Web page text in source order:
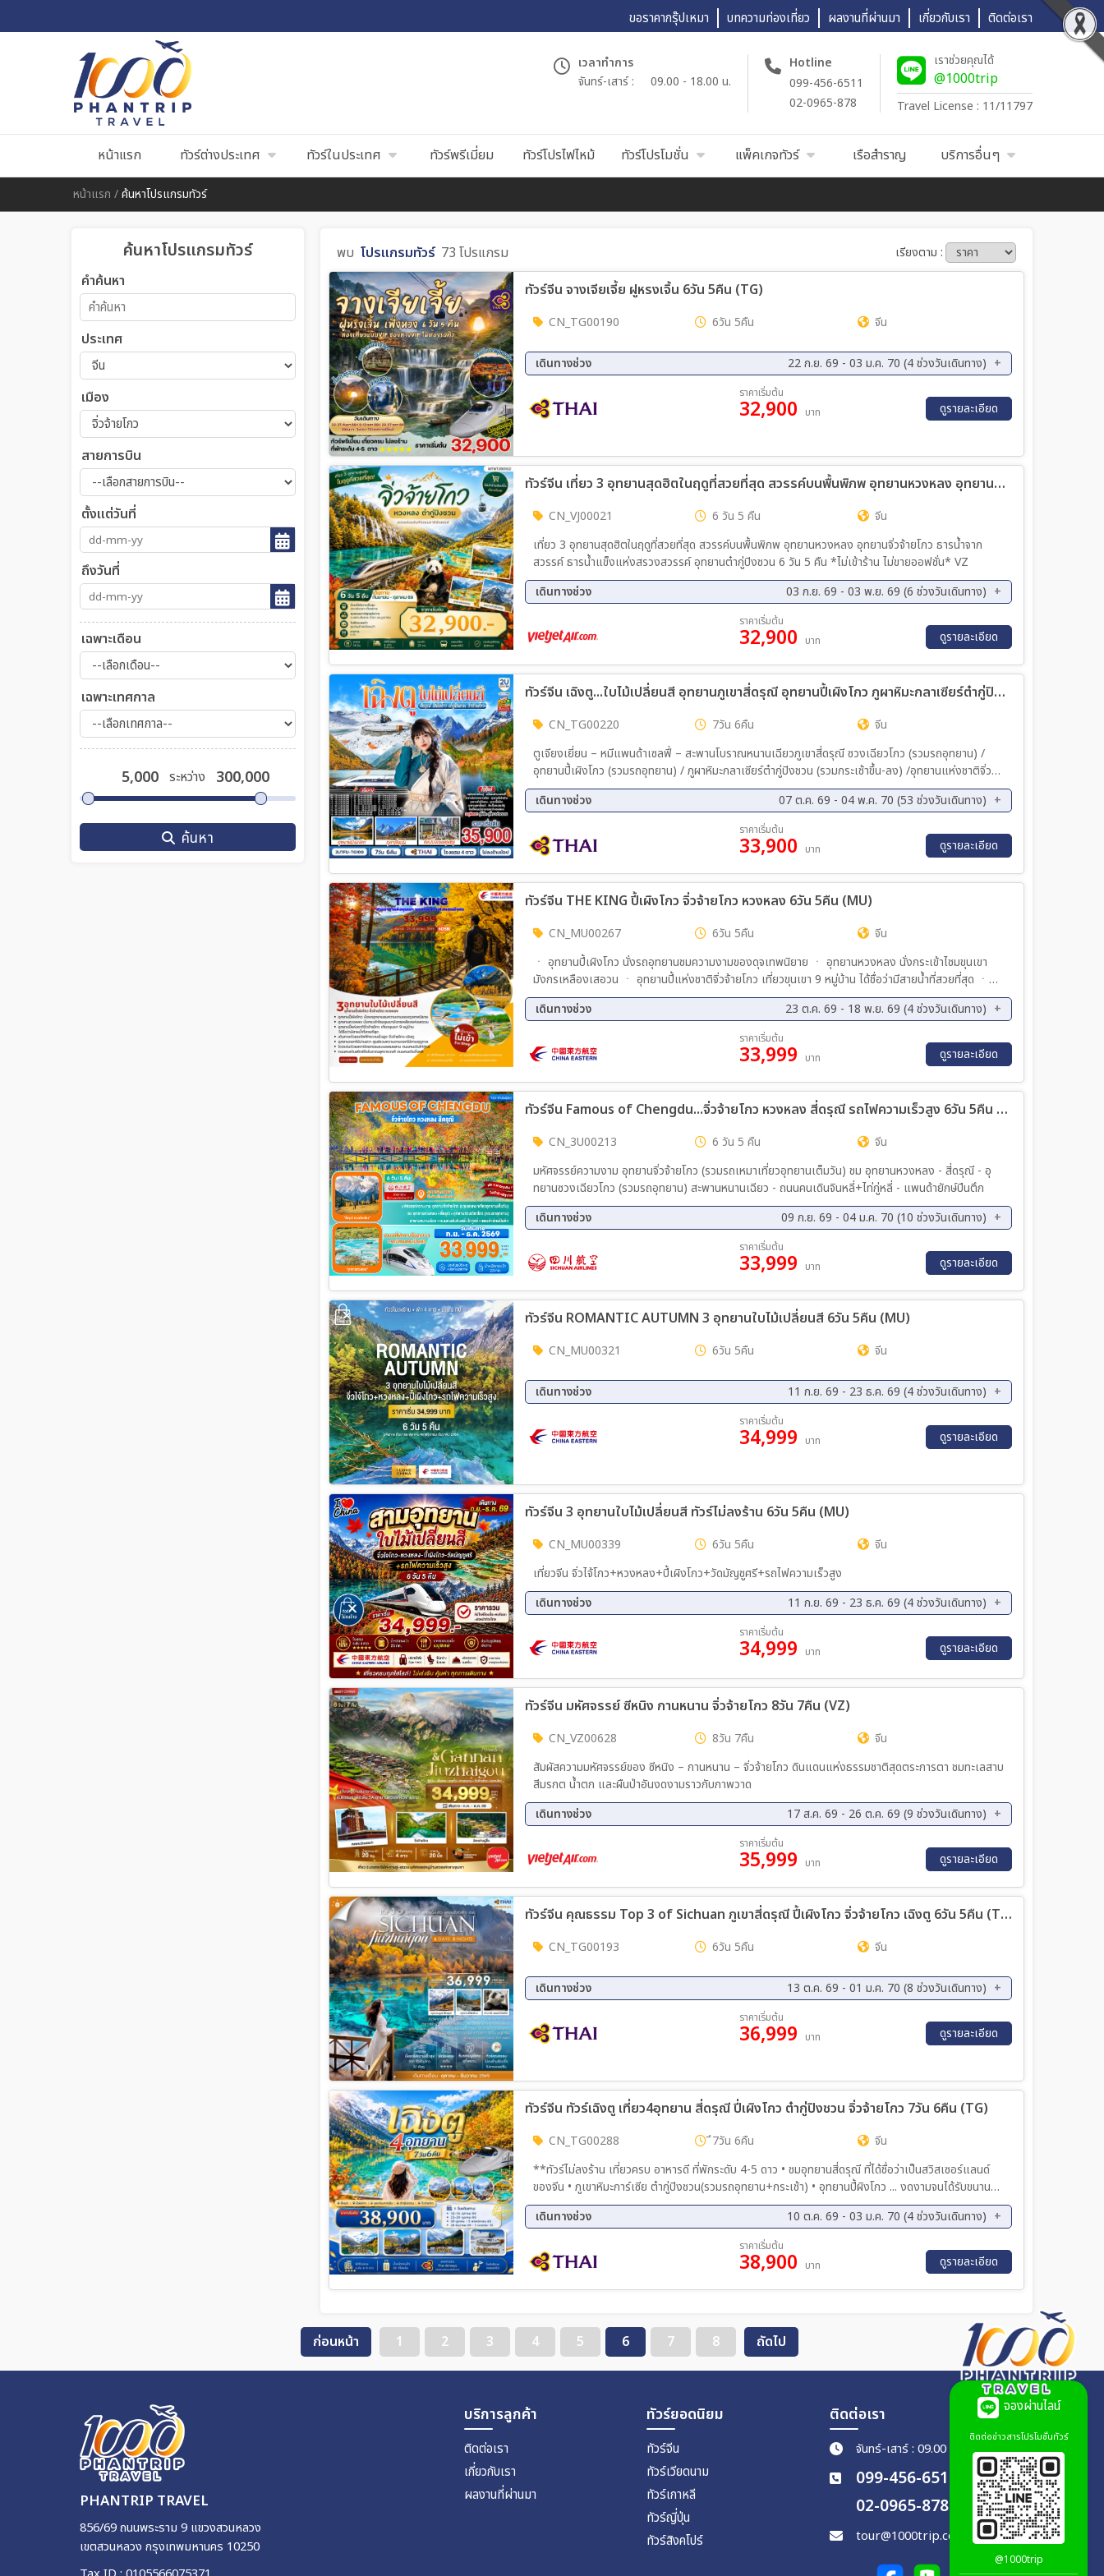
ขอราคากรุ๊ปเหมา บทความท่องเที่ยว ผลงานที่ผ่านมา เกี่ยวกับเรา ติดต่อเรา
เวลาทำการ
จันทร์-เสาร์ :
09.00 - 18.00 น.
Hotline
099-456-6511
02-0965-878
เราช่วยคุณได้
@1000trip
Travel License : 11/11797
หน้าแรก ทัวร์ต่างประเทศ ทัวร์ในประเทศ ทัวร์พรีเมี่ยม ทัวร์โปรไฟไหม้ ทัวร์โปรโมชั่น แพ็คเกจทัวร์ เรือสำราญ บริการอื่นๆ
หน้าแรก /ค้นหาโปรแกรมทัวร์
ค้นหาโปรแกรมทัวร์
คำค้นหา
ประเทศ
เมือง
สายการบิน
ตั้งแต่วันที่
ถึงวันที่
เฉพาะเดือน
เฉพาะเทศกาล
ระหว่าง
ค้นหา
พบ โปรแกรมทัวร์ 73 โปรแกรม เรียงตาม :
ทัวร์จีน จางเจียเจี้ย ฝูหรงเจิ้น 6วัน 5คืน (TG)
CN_TG00190 6วัน 5คืน จีน
เดินทางช่วง
22 ก.ย. 69 - 03 ม.ค. 70 (4 ช่วงวันเดินทาง)
08 ต.ค. 69 - 13 ต.ค. 69
29 ธ.ค. 69 - 03 ม.ค. 70
ราคาเริ่มต้น
32,900 บาท ดูรายละเอียด
ทัวร์จีน เที่ยว 3 อุทยานสุดฮิตในฤดูที่สวยที่สุด สวรรค์บนพื้นพิภพ อุทยานหวงหลง อุทยานจิ่วจ้ายโกว ธารน้ำจากสวรรค์ ธารน้ำแข็งแห่งสรวงสวรรค์ อุทยานต๋ากู่ปิงชวน *ไม่เข้าร้าน ไม่ขายออฟชั่น* 6วัน 5คืน (VZ)
CN_VJ00021 6 วัน 5 คืน
จีน
เที่ยว 3 อุทยานสุดฮิตในฤดูที่สวยที่สุด สวรรค์บนพื้นพิภพ อุทยานหวงหลง อุทยานจิ่วจ้ายโกว ธารน้ำจาก
สวรรค์ ธารน้ำแข็งแห่งสรวงสวรรค์ อุทยานต๋ากู่ปิงชวน 6 วัน 5 คืน *ไม่เข้าร้าน ไม่ขายออฟชั่น* VZ
เดินทางช่วง
03 ก.ย. 69 - 03 พ.ย. 69 (6 ช่วงวันเดินทาง)
12 ก.ย. 69 - 17 ก.ย. 69
13 ต.ค. 69 - 18 ต.ค. 69
23 ต.ค. 69 - 28 ต.ค. 69 29 ต.ค. 69 - 03 พ.ย. 69
ราคาเริ่มต้น
32,900 บาท ดูรายละเอียด
ทัวร์จีน เฉิงตู...ใบไม้เปลี่ยนสี อุทยานภูเขาสี่ดรุณี อุทยานปี้เผิงโกว ภูผาหิมะกลาเซียร์ต๋ากู่ปิงชวน อุทยานจิ่วจ้ายโกว (นั่งรถไฟความเร็วสูง) * ไม่ลงร้านช้อป* 7วัน 6คืน (TG)
CN_TG00220 7วัน 6คืน
จีน
ตูเจียงเยี่ยน – หมีแพนด้าเซลฟี่ – สะพานโบราณหนานเฉียวภูเขาสี่ดรุณี ซวงเฉียวโกว (รวมรถอุทยาน) /
อุทยานปี้เผิงโกว (รวมรถอุทยาน) / ภูผาหิมะกลาเซียร์ต๋ากู่ปิงชวน (รวมกระเช้าขึ้น-ลง) /อุทยานแห่งชาติจิ่วจ้า
ยโกว (ใช้รถเวียนของอุทยาน) /นั่งรถไฟความเร็วสูงสู่เมืองเฉิงตู /ถนนคนเดินชุนซีลู่ +ร้าน POP MART /
ถนนไท่กู่หลี่ / ถนนโบราณซอยกว้างซอยแคบ+ร้าน POP MART *เมนูพิเศษ...สุกี้เห็ด/สุกี้หมาล่าเสฉวน
เดินทางช่วง
07 ต.ค. 69 - 04 พ.ค. 70 (53 ช่วงวันเดินทาง)
08 ต.ค. 69 - 14 ต.ค. 69
12 ต.ค. 69 - 18 ต.ค. 69
13 ต.ค. 69 - 19 ต.ค. 69
14 ต.ค. 69 - 20 ต.ค. 69
18 ต.ค. 69 - 24 ต.ค. 69
19 ต.ค. 69 - 25 ต.ค. 69
21 ต.ค. 69 - 27 ต.ค. 69
22 ต.ค. 69 - 28 ต.ค. 69
23 ต.ค. 69 - 29 ต.ค. 69
26 ต.ค. 69 - 01 พ.ย. 69
30 ต.ค. 69 - 05 พ.ย. 69
31 ต.ค. 69 - 06 พ.ย. 69
05 พ.ย. 69 - 11 พ.ย. 69
06 พ.ย. 69 - 12 พ.ย. 69
07 พ.ย. 69 - 13 พ.ย. 69
11 พ.ย. 69 - 17 พ.ย. 69
14 พ.ย. 69 - 20 พ.ย. 69
20 พ.ย. 69 - 26 พ.ย. 69
25 พ.ย. 69 - 01 ธ.ค. 69
27 พ.ย. 69 - 03 ธ.ค. 69
29 พ.ย. 69 - 05 ธ.ค. 69
04 ธ.ค. 69 - 10 ธ.ค. 69
10 ธ.ค. 69 - 16 ธ.ค. 69
14 ธ.ค. 69 - 20 ธ.ค. 69
20 ธ.ค. 69 - 26 ธ.ค. 69
25 ธ.ค. 69 - 31 ธ.ค. 69
26 ธ.ค. 69 - 01 ม.ค. 70
29 ธ.ค. 69 - 04 ม.ค. 70
30 ธ.ค. 69 - 05 ม.ค. 70
31 ธ.ค. 69 - 06 ม.ค. 70
01 ม.ค. 70 - 07 ม.ค. 70
02 ม.ค. 70 - 08 ม.ค. 70
03 ม.ค. 70 - 09 ม.ค. 70
12 มี.ค. 70 - 18 มี.ค. 70
19 มี.ค. 70 - 25 มี.ค. 70
02 เม.ย. 70 - 08 เม.ย. 70
23 เม.ย. 70 - 29 เม.ย. 70
28 เม.ย. 70 - 04 พ.ค. 70
ราคาเริ่มต้น
33,900 บาท ดูรายละเอียด
ทัวร์จีน THE KING ปี้เผิงโกว จิ่วจ้ายโกว หวงหลง 6วัน 5คืน (MU)
CN_MU00267 6วัน 5คืน
จีน
ㆍ อุทยานปี้เผิงโกว นั่งรถอุทยานชมความงามของดุจเทพนิยาย ㆍ อุทยานหวงหลง นั่งกระเข้าไชมขุนเขา
มังกรเหลืองเสอวน ㆍ อุทยานปี้แห่งชาติจิ่วจ้ายโกว เที่ยวขุนเขา 9 หมู่บ้าน ได้ชื่อว่ามีสายน้ำที่สวยที่สุด ㆍ
เดินทางด้วยรถไฟฟ้าความเร็วสูง จิ่วจ้ายโกว-เฉิงตู ㆍ อุทยานดอกไม้ม่านฮวา ศูนย์รวมความงามดอกไม้ตาม
ฤดูกาล ㆍ โดดเด่นด้วยสถาปัตยกรรมแบบผสมผสาน ถนนคนเดินไท่กู่หลี ㆍ ถนนคนเดินสไตล์จีนโบราณยุค
เดินทางช่วง
23 ต.ค. 69 - 18 พ.ย. 69 (4 ช่วงวันเดินทาง)
30 ต.ค. 69 - 04 พ.ย. 69
13 พ.ย. 69 - 18 พ.ย. 69
ราคาเริ่มต้น
33,999 บาท ดูรายละเอียด
ทัวร์จีน Famous of Chengdu...จิ่วจ้ายโกว หวงหลง สี่ดรุณี รถไฟความเร็วสูง 6วัน 5คืน (3U)
CN_3U00213 6 วัน 5 คืน
จีน
มหัศจรรย์ความงาม อุทยานจิ่วจ้ายโกว (รวมรถเหมาเที่ยวอุทยานเต็มวัน) ชม อุทยานหวงหลง - สี่ดรุณี - อุ
ทยานซวงเฉียวโกว (รวมรถอุทยาน) สะพานหนานเฉียว - ถนนคนเดินจินหลี่+ไท่กู่หลี่ - แพนด้ายักษ์ปีนตึก
เดินทางช่วง
09 ก.ย. 69 - 04 ม.ค. 70 (10 ช่วงวันเดินทาง)
16 ก.ย. 69 - 21 ก.ย. 69
21 ต.ค. 69 - 26 ต.ค. 69
29 ต.ค. 69 - 03 พ.ย. 69
11 พ.ย. 69 - 16 พ.ย. 69
30 ธ.ค. 69 - 04 ม.ค. 70
ราคาเริ่มต้น
33,999 บาท ดูรายละเอียด
ทัวร์จีน ROMANTIC AUTUMN 3 อุทยานใบไม้เปลี่ยนสี 6วัน 5คืน (MU)
CN_MU00321 6วัน 5คืน จีน
เดินทางช่วง
11 ก.ย. 69 - 23 ธ.ค. 69 (4 ช่วงวันเดินทาง)
16 ต.ค. 69 - 21 ต.ค. 69
18 ธ.ค. 69 - 23 ธ.ค. 69
ราคาเริ่มต้น
34,999 บาท ดูรายละเอียด
ทัวร์จีน 3 อุทยานใบไม้เปลี่ยนสี ทัวร์ไม่ลงร้าน 6วัน 5คืน (MU)
CN_MU00339 6วัน 5คืน
จีน
เที่ยวจีน จิ่วไจ้โกว+หวงหลง+ปี้เผิงโกว+วัดมัญชูศรี+รถไฟความเร็วสูง
เดินทางช่วง
11 ก.ย. 69 - 23 ธ.ค. 69 (4 ช่วงวันเดินทาง)
16 ต.ค. 69 - 21 ต.ค. 69
18 ธ.ค. 69 - 23 ธ.ค. 69
ราคาเริ่มต้น
34,999 บาท ดูรายละเอียด
ทัวร์จีน มหัศจรรย์ ซีหนิง กานหนาน จิ่วจ้ายโกว 8วัน 7คืน (VZ)
CN_VZ00628 8วัน 7คืน
จีน
สัมผัสความมหัศจรรย์ของ ซีหนิง – กานหนาน – จิ่วจ้ายโกว ดินแดนแห่งธรรมชาติสุดตระการตา ชมทะเลสาบ
สีมรกต น้ำตก และผืนป่าอันงดงามราวกับภาพวาด
เดินทางช่วง
17 ส.ค. 69 - 26 ต.ค. 69 (9 ช่วงวันเดินทาง)
31 ส.ค. 69 - 07 ก.ย. 69
14 ก.ย. 69 - 21 ก.ย. 69
21 ก.ย. 69 - 28 ก.ย. 69
28 ก.ย. 69 - 05 ต.ค. 69
ราคาเริ่มต้น
35,999 บาท ดูรายละเอียด
ทัวร์จีน คุณธรรม Top 3 of Sichuan ภูเขาสี่ดรุณี ปี้เผิงโกว จิ่วจ้ายโกว เฉิงตู 6วัน 5คืน (TG)
CN_TG00193 6วัน 5คืน จีน
เดินทางช่วง
13 ต.ค. 69 - 01 ม.ค. 70 (8 ช่วงวันเดินทาง)
18 ต.ค. 69 - 23 ต.ค. 69
25 ต.ค. 69 - 30 ต.ค. 69
07 พ.ย. 69 - 12 พ.ย. 69
10 พ.ย. 69 - 15 พ.ย. 69
ราคาเริ่มต้น
36,999 บาท ดูรายละเอียด
ทัวร์จีน ทัวร์เฉิงตู เที่ยว4อุทยาน สี่ดรุณี ปี่เผิงโกว ต๋ากู่ปิงชวน จิ่วจ้ายโกว 7วัน 6คืน (TG)
CN_TG00288 ึ7วัน 6คืน
จีน
**ทัวร์ไม่ลงร้าน เที่ยวครบ อาหารดี ที่พักระดับ 4-5 ดาว • ชมอุทยานสี่ดรุณี ที่ได้ชื่อว่าเป็นสวิสเซอร์แลนด์
ของจีน • ภูเขาหิมะการ์เซีย ต๋ากู่ปิงชวน(รวมรถอุทยาน+กระเช้า) • อุทยานปี้ผิงโกว ... งดงามจนได้รับขนาน
นามว่า "ทะเลสาบมังกรห้าสี" • ชมจิ่วจ้ายโกว ความสวยงามของสวรรค์บนดินอย่างแท้จริง • นั่งรถไฟ
ความเร็วสูง บินสายการบินระดับ 5 ดาว
เดินทางช่วง
10 ต.ค. 69 - 03 ม.ค. 70 (4 ช่วงวันเดินทาง)
23 ต.ค. 69 - 29 ต.ค. 69
28 ธ.ค. 69 - 03 ม.ค. 70
ราคาเริ่มต้น
38,900 บาท ดูรายละเอียด
ก่อนหน้า 1 2 3 4 5 6 7 8 ถัดไป
PHANTRIP TRAVEL
856/69 ถนนพระราม 9 แขวงสวนหลวง
เขตสวนหลวง กรุงเทพมหานคร 10250
บริการลูกค้า
ติดต่อเรา
เกี่ยวกับเรา
ผลงานที่ผ่านมา
ทัวร์ยอดนิยม
ทัวร์จีน
ทัวร์เวียดนาม
ทัวร์เกาหลี
ทัวร์ญี่ปุ่น
ทัวร์สิงคโปร์
ติดต่อเรา
จันทร์-เสาร์ : 09.00 - 18.00 น.
099-456-6511
02-0965-878
tour@1000trip.com
จองผ่านไลน์
ติดต่อข่าวสารโปรโมชั่นทัวร์
@1000trip